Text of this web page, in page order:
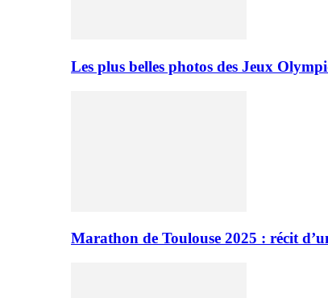
Les plus belles photos des Jeux
Marathon de Toulouse 2025 : récit